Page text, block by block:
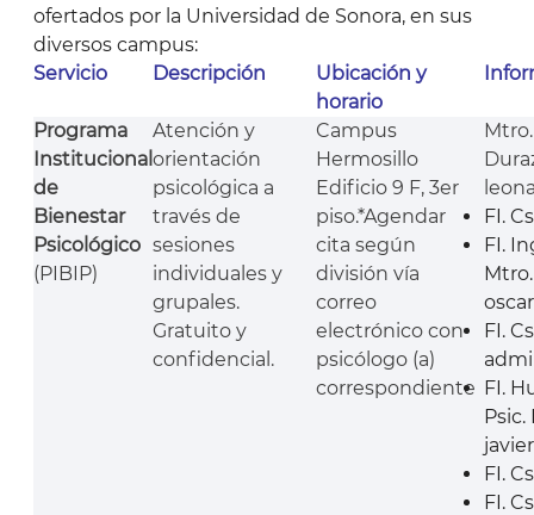
ofertados por la Universidad de Sonora, en sus
diversos campus:
Servicio
Descripción
Ubicación y
horario
Programa
Institucional
de
Bienestar
Psicológico
(PIBIP)
Atención y
orientación
psicológica a
través de
sesiones
individuales y
grupales.
Gratuito y
confidencial.
Campus
Hermosillo
Edificio 9 F, 3er
piso.*Agendar
cita según
división vía
correo
electrónico con
psicólogo (a)
correspondiente
FI.
FI.
FI.
FI.
Psic.
FI.
FI.